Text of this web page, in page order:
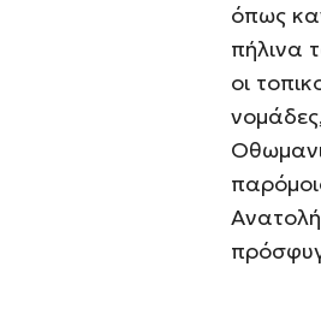
όπως
πήλινα
οι